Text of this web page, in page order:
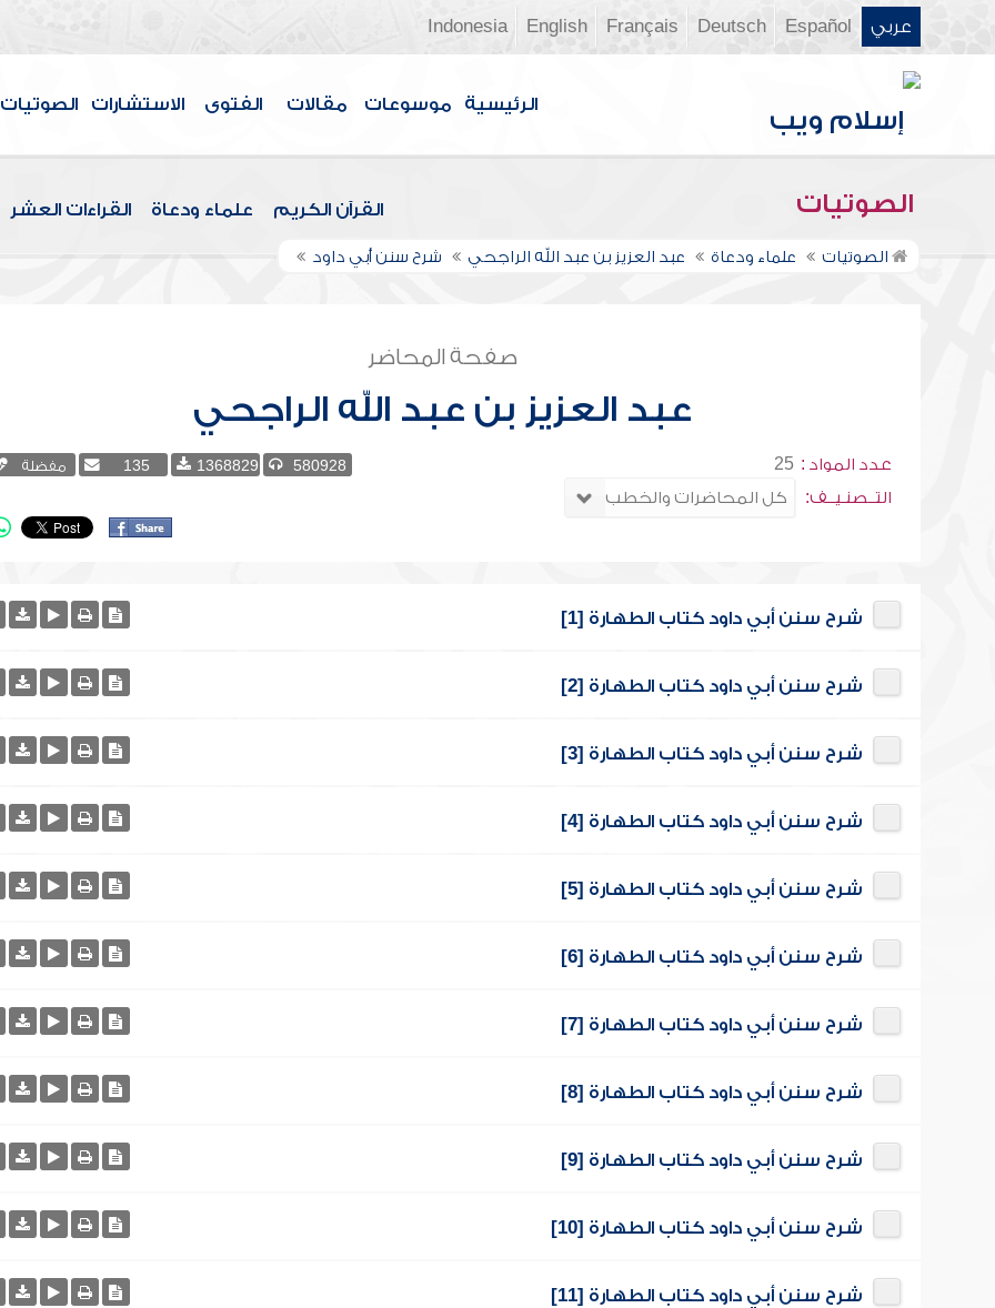
عربي Español
Deutsch
Français
English
Indonesia
الرئيسية موسوعات مقالات الفتوى الاستشارات الصوتيات
الصوتيات القرآن الكريم علماء ودعاة القراءات العشر
الصوتيات علماء ودعاة عبد العزيز بن عبد الله الراجحي شرح سنن أبي داود
صفحة المحاضر
عبد العزيز بن عبد الله الراجحي
عدد المواد : 25
التــصنـيــف:
580928
1368829
135 مفضلة
شرح سنن أبي داود كتاب الطهارة [1]
شرح سنن أبي داود كتاب الطهارة [2]
شرح سنن أبي داود كتاب الطهارة [3]
شرح سنن أبي داود كتاب الطهارة [4]
شرح سنن أبي داود كتاب الطهارة [5]
شرح سنن أبي داود كتاب الطهارة [6]
شرح سنن أبي داود كتاب الطهارة [7]
شرح سنن أبي داود كتاب الطهارة [8]
شرح سنن أبي داود كتاب الطهارة [9]
شرح سنن أبي داود كتاب الطهارة [10]
شرح سنن أبي داود كتاب الطهارة [11]